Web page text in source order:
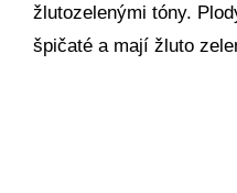
žlutozelenými tóny.
špičaté a mají žluto